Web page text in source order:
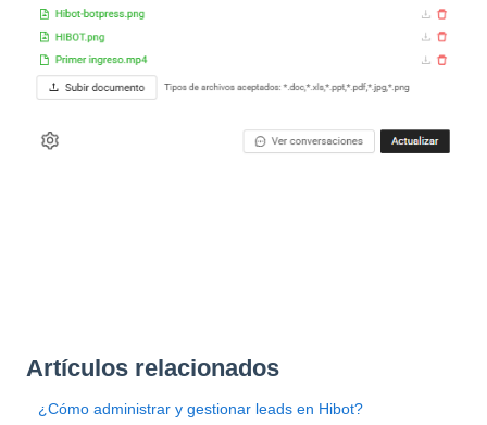
Artículos relacionados
¿Cómo administrar y gestionar leads en Hibot?